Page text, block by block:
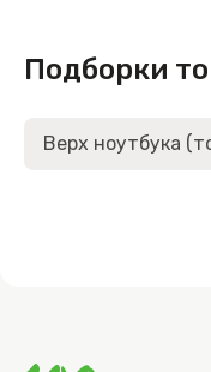
Подборки
Верх ноутбука